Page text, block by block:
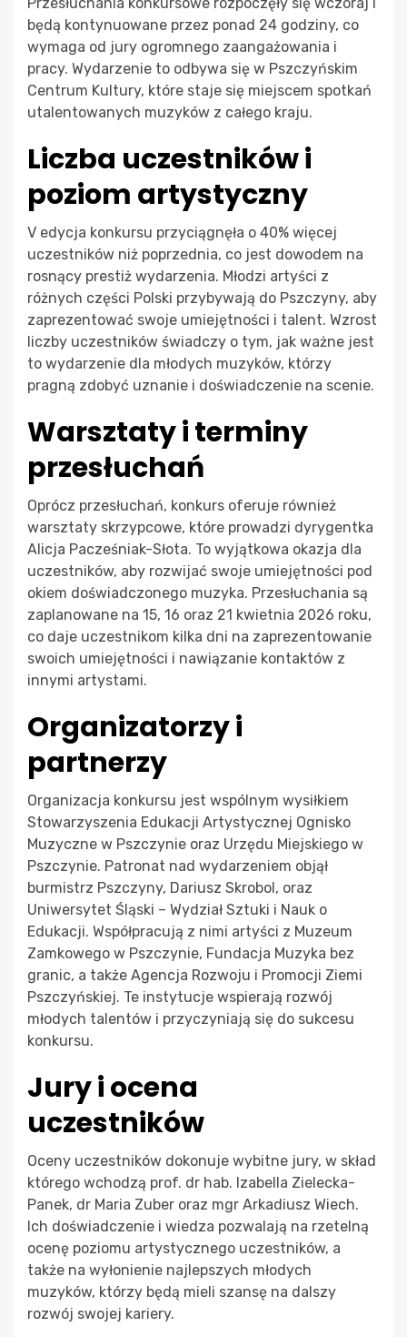
będą kontynuowane przez ponad 24 godziny, co
wymaga od jury ogromnego zaangażowania i
pracy. Wydarzenie to odbywa się w Pszczyńskim
Centrum Kultury, które staje się miejscem spotkań
utalentowanych muzyków z całego kraju.
Liczba uczestników i
poziom artystyczny
V edycja konkursu przyciągnęła o 40% więcej
uczestników niż poprzednia, co jest dowodem na
rosnący prestiż wydarzenia. Młodzi artyści z
różnych części Polski przybywają do Pszczyny, aby
zaprezentować swoje umiejętności i talent. Wzrost
liczby uczestników świadczy o tym, jak ważne jest
to wydarzenie dla młodych muzyków, którzy
pragną zdobyć uznanie i doświadczenie na scenie.
Warsztaty i terminy
przesłuchań
Oprócz przesłuchań, konkurs oferuje również
warsztaty skrzypcowe, które prowadzi dyrygentka
Alicja Pacześniak-Słota. To wyjątkowa okazja dla
uczestników, aby rozwijać swoje umiejętności pod
okiem doświadczonego muzyka. Przesłuchania są
zaplanowane na 15, 16 oraz 21 kwietnia 2026 roku,
co daje uczestnikom kilka dni na zaprezentowanie
swoich umiejętności i nawiązanie kontaktów z
innymi artystami.
Organizatorzy i
partnerzy
Organizacja konkursu jest wspólnym wysiłkiem
Stowarzyszenia Edukacji Artystycznej Ognisko
Muzyczne w Pszczynie oraz Urzędu Miejskiego w
Pszczynie. Patronat nad wydarzeniem objął
burmistrz Pszczyny, Dariusz Skrobol, oraz
Uniwersytet Śląski – Wydział Sztuki i Nauk o
Edukacji. Współpracują z nimi artyści z Muzeum
Zamkowego w Pszczynie, Fundacja Muzyka bez
granic, a także Agencja Rozwoju i Promocji Ziemi
Pszczyńskiej. Te instytucje wspierają rozwój
młodych talentów i przyczyniają się do sukcesu
konkursu.
Jury i ocena
uczestników
Oceny uczestników dokonuje wybitne jury, w skład
którego wchodzą prof. dr hab. Izabella Zielecka-
Panek, dr Maria Zuber oraz mgr Arkadiusz Wiech.
Ich doświadczenie i wiedza pozwalają na rzetelną
ocenę poziomu artystycznego uczestników, a
także na wyłonienie najlepszych młodych
muzyków, którzy będą mieli szansę na dalszy
rozwój swojej kariery.